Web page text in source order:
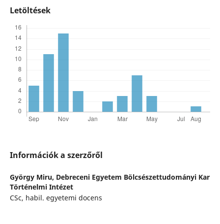
Letöltések
Információk a szerzőről
György Miru, Debreceni Egyetem Bölcsészettudományi Kar
Történelmi Intézet
CSc, habil. egyetemi docens